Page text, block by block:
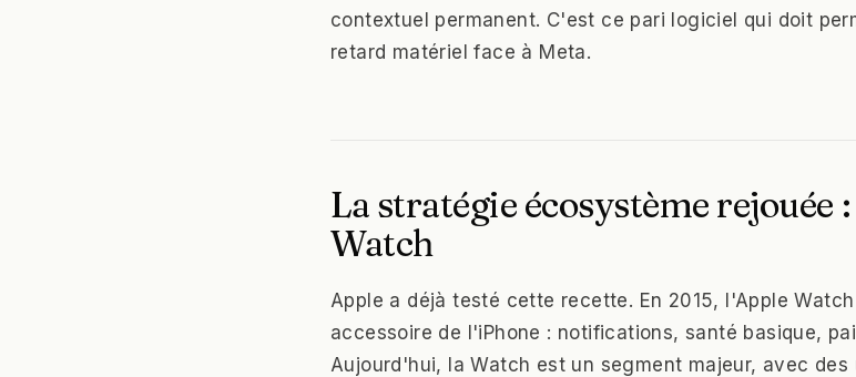
contextuel permanent. C'est ce pari logiciel qui doit
retard matériel face à Meta.
La stratégie écosystème rejouée
Watch
Apple a déjà testé cette recette. En 2015, l'Apple
accessoire de l'iPhone : notifications, santé basique,
Aujourd'hui, la Watch est un segment majeur, avec des